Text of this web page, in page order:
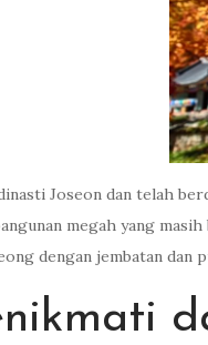
Joseon dan telah
megah yang
dengan jembatan dan